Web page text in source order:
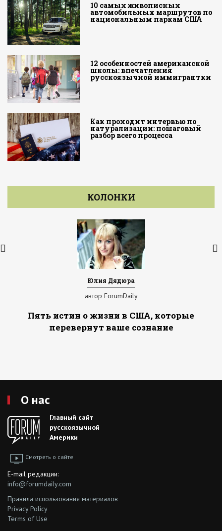
10 самых живописных
автомобильных маршрутов по
национальным паркам США
12 особенностей американской
школы: впечатления
русскоязычной иммигрантки
Как проходит интервью по
натурализации: пошаговый
разбор всего процесса
КОЛОНКИ
Юлия Дядюра
автор ForumDaily
Пять истин о жизни в США, которые
перевернут ваше сознание
О нас
Главный сайт
русскоязычной
Америки
Смотреть о сайте
E-mail редакции:
info@forumdaily.com
Правила использования материалов
Privacy Policy
Terms of Use